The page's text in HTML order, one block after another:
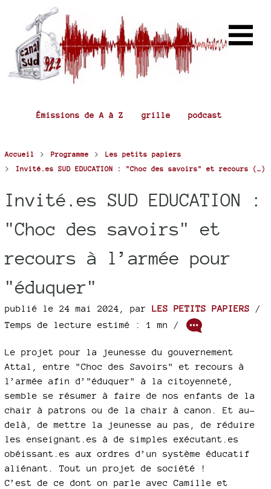
Émissions de A à Z grille podcast
Accueil > Programme > Les petits papiers
> Invité.es SUD EDUCATION : "Choc des savoirs" et recours (…)
Invité.es SUD EDUCATION :
"Choc des savoirs" et
recours à l’armée pour
"éduquer"
publié le 24 mai 2024 par LES PETITS PAPIERS /
Temps de lecture estimé : 1 mn /
Le projet pour la jeunesse du gouvernement
Attal, entre "Choc des Savoirs" et recours à
l’armée afin d’"éduquer" à la citoyenneté,
semble se résumer à faire de nos enfants de la
chair à patrons ou de la chair à canon. Et au-
delà, de mettre la jeunesse au pas, de réduire
les enseignant.es à de simples exécutant.es
obéissant.es aux ordres d’un système éducatif
aliénant. Tout un projet de société !
C’est de ce dont on parle avec Camille et